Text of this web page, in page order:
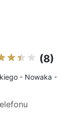
(8)
- Nowaka